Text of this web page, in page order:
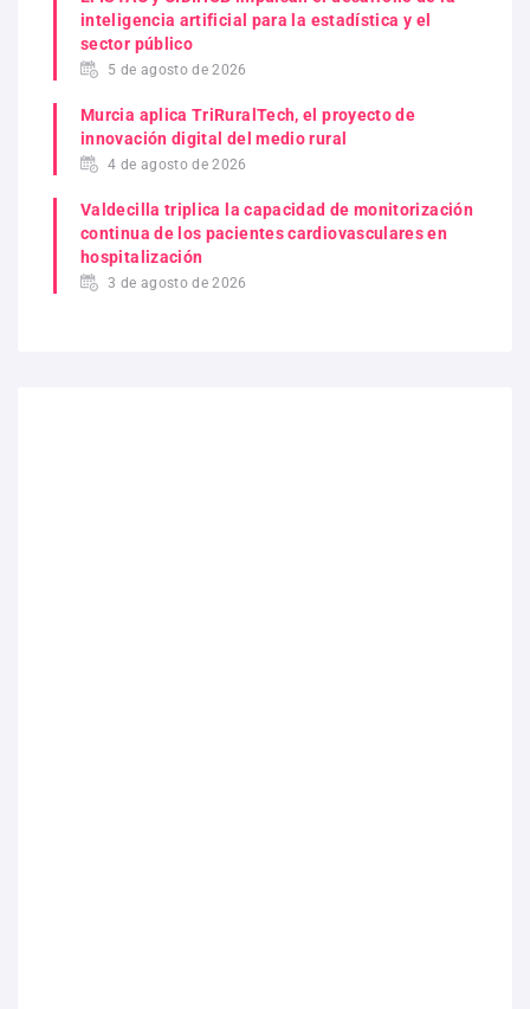
inteligencia artificial para la estadística y el
sector público
5 de agosto de 2026
Murcia aplica TriRuralTech, el proyecto de
innovación digital del medio rural
4 de agosto de 2026
Valdecilla triplica la capacidad de monitorización
continua de los pacientes cardiovasculares en
hospitalización
3 de agosto de 2026